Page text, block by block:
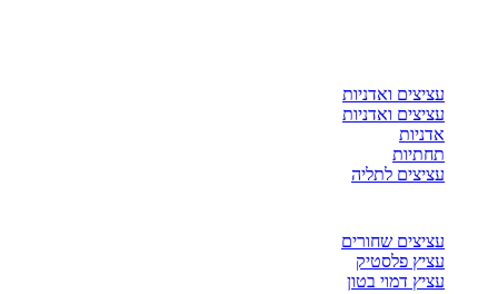
עציצים ואדניות
עציצים ואדניות
אדניות
תחתיות
עציצים לתליה
עציצים שחורים
עציץ פלסטיק
עציץ דמוי בטון